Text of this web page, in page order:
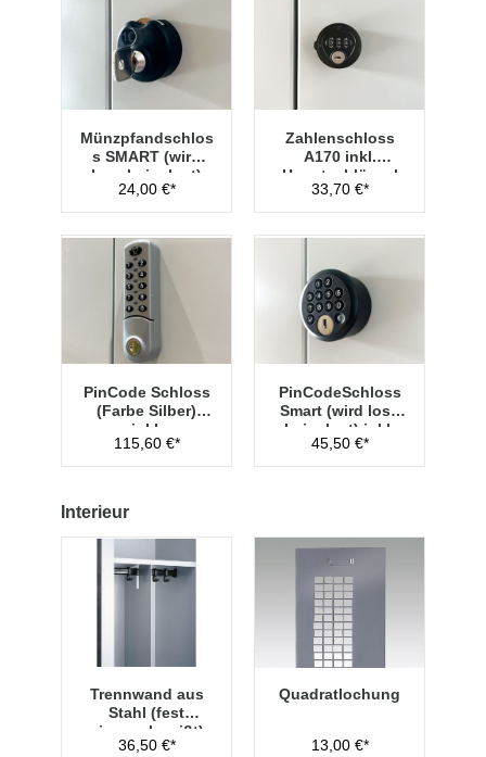
Münzpfandschlos
s SMART (wird
lose beigelegt)
24,00 €*
Zahlenschloss
A170 inkl.
Hauptschlüssel
Typ 1
33,70 €*
PinCode Schloss
(Farbe Silber)
inkl.
Hauptschlüssel
Typ 1
115,60 €*
PinCodeSchloss
Smart (wird lose
beigelegt) inkl.
Managementschl
üssel
45,50 €*
Interieur
Trennwand aus
Stahl (fest
eingeschweißt)
36,50 €*
Quadratlochung
13,00 €*